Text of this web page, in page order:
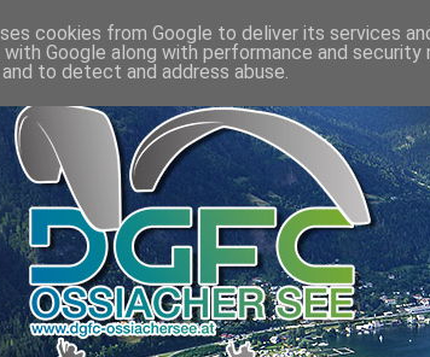
cookies from Google to deliver its services
with Google along with performance and
to detect and address abuse.